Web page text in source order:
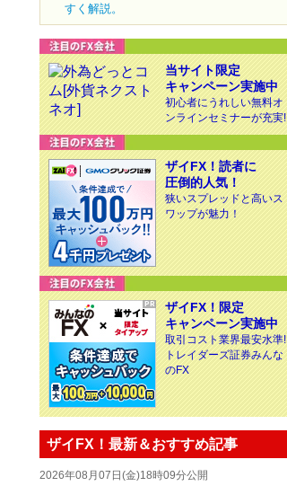
すく解説。
当サイト限定
キャンペーン実施中
初心者にうれしい無料オ
ンラインセミナーが充実!
ザイFX！読者に
圧倒的人気！
狭いスプレッドと高いス
ワップが魅力！
ザイFX！限定
キャンペーン実施中
取引コスト業界最安水準!
トレイダーズ証券みんな
のFX
ザイFX！最新＆おすすめ記事
2026年08月07日(金)18時09分公開